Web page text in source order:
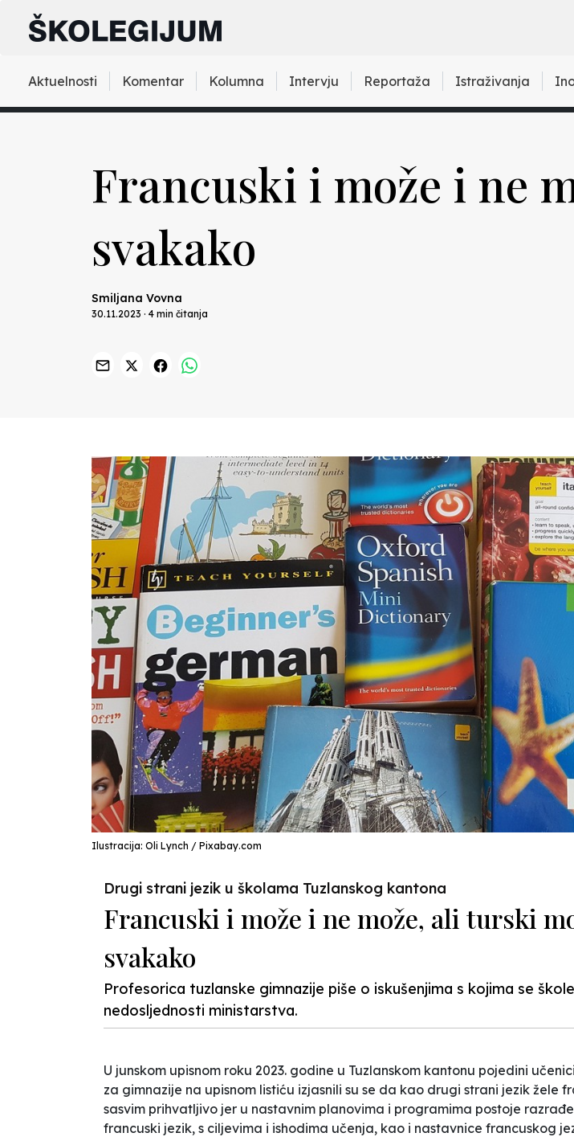
Aktuelnosti Komentar Kolumna Intervju Reportaža Istraživanja
Francuski i može i ne
svakako
Smiljana Vovna
30.11.2023 · 4 min čitanja
Ilustracija: Oli Lynch / Pixabay.com
Drugi strani jezik u školama Tuzlanskog kantona
Francuski i može i ne može, ali turski
svakako
Profesorica tuzlanske gimnazije piše o iskušenjima s kojima se
nedosljednosti ministarstva.
U junskom upisnom roku 2023. godine u Tuzlanskom kantonu pojedini
za gimnazije na upisnom listiću izjasnili su se da kao drugi strani jezik žele
sasvim prihvatljivo jer u nastavnim planovima i programima postoje
francuski jezik, s ciljevima i ishodima učenja, kao i nastavnice francuskog